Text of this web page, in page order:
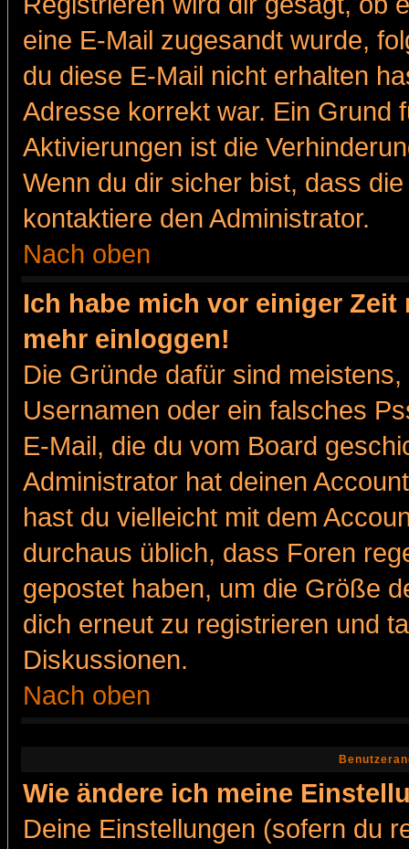
eine E-Mail zugesandt wurde,
du diese E-Mail nicht erhalten
Adresse korrekt war. Ein Grund
Aktivierungen ist die
Wenn du dir sicher bist, dass
kontaktiere den Administrator.
Nach oben
Ich habe mich vor einiger
mehr einloggen!
Die Gründe dafür sind
Usernamen oder ein falsches
E-Mail, die du vom Board
Administrator hat deinen
hast du vielleicht mit dem
durchaus üblich, dass Foren
gepostet haben, um die Größe
dich erneut zu registrieren und
Diskussionen.
Nach oben
Wie ändere ich meine
Deine Einstellungen (sofern du